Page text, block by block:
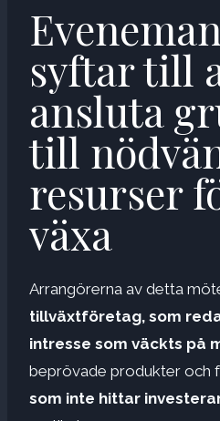
syftar till
ansluta
till
resurser
växa
Arrangörerna av detta
tillväxtföretag, som
intresse som väckts på
beprövade produkter och
som inte hittar